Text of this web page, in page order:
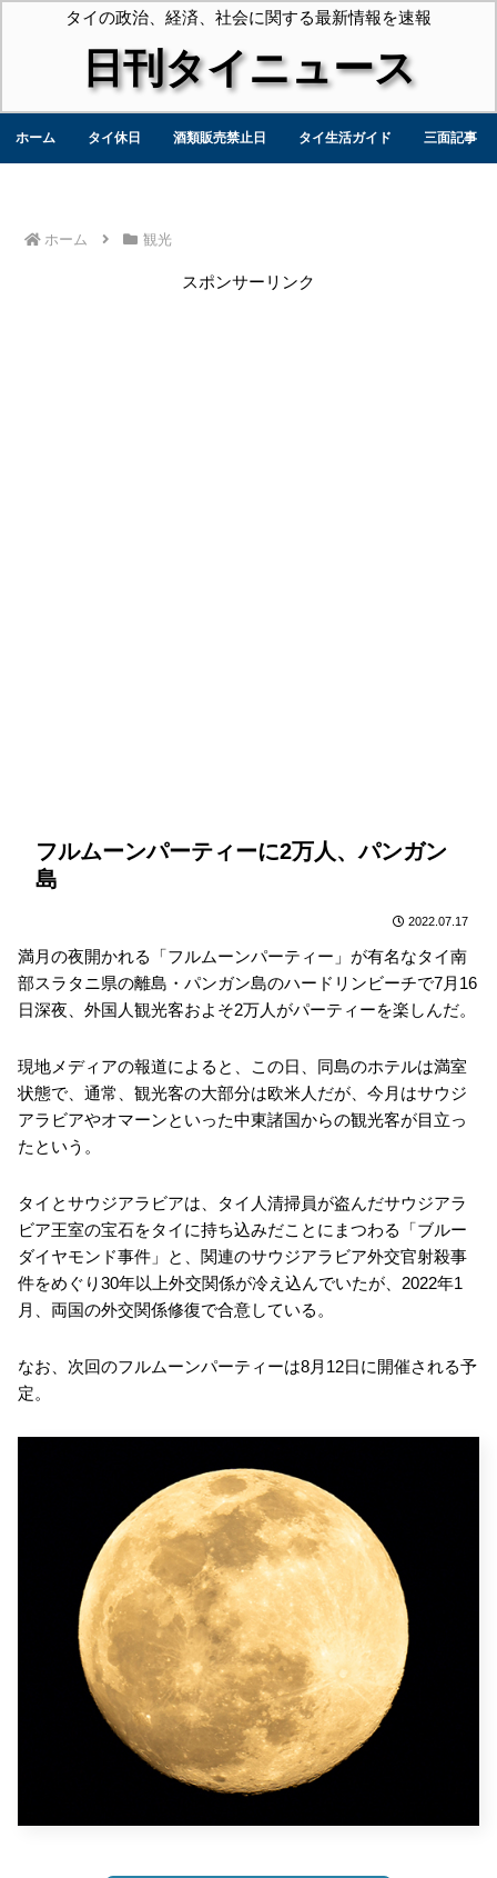
タイの政治、経済、社会に関する最新情報を速報
日刊タイニュース
ホーム タイ休日 酒類販売禁止日 タイ生活ガイド 三面記事
ホーム 観光
スポンサーリンク
フルムーンパーティーに2万人、パンガン
島
2022.07.17
満月の夜開かれる「フルムーンパーティー」が有名なタイ南
部スラタニ県の離島・パンガン島のハードリンビーチで7月16
日深夜、外国人観光客およそ2万人がパーティーを楽しんだ。
現地メディアの報道によると、この日、同島のホテルは満室
状態で、通常、観光客の大部分は欧米人だが、今月はサウジ
アラビアやオマーンといった中東諸国からの観光客が目立っ
たという。
タイとサウジアラビアは、タイ人清掃員が盗んだサウジアラ
ビア王室の宝石をタイに持ち込みだことにまつわる「ブルー
ダイヤモンド事件」と、関連のサウジアラビア外交官射殺事
件をめぐり30年以上外交関係が冷え込んでいたが、2022年1
月、両国の外交関係修復で合意している。
なお、次回のフルムーンパーティーは8月12日に開催される予
定。